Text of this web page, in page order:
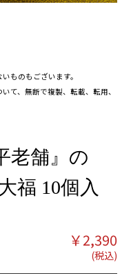
ものもございます。
て、無断で複製、転載、転用、
老舗』の
福 10個入
￥2,390